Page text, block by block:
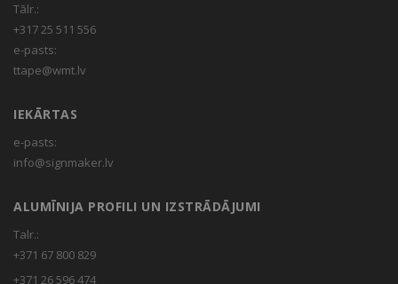
Tālr.:
+317 25 511 556
e-pasts:
ttape@wmt.lv
IEKĀRTAS
e-pasts:
info@signmaker.lv
ALUMĪNIJA PROFILI UN IZSTRĀDĀJUMI
Talr.:
+371 67 800 829
+371 26 596 474